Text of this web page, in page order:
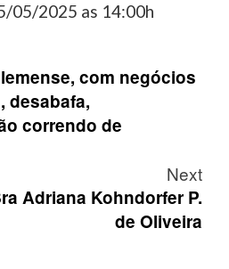
05/2025 as 14:00h
com negócios
desabafa,
correndo de
Next
Adriana Kohndorfer P.
de Oliveira